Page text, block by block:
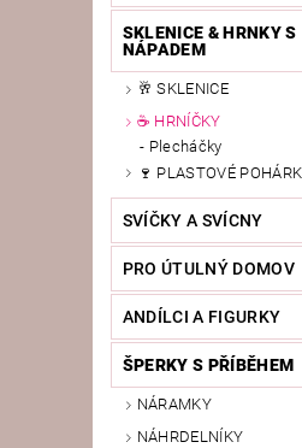
SKLENICE & HRNKY S
NÁPADEM
🥂 SKLENICE
☕ HRNÍČKY
Plecháčky
🍷 PLASTOVÉ
SVÍČKY A SVÍCNY
PRO ÚTULNÝ DOMOV
ANDÍLCI A FIGURKY
ŠPERKY S PŘÍBĚHEM
NÁRAMKY
NÁHRDELNÍKY